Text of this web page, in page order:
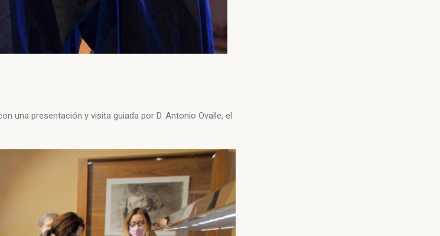
una presentación y visita guiada por D. Antonio Ovalle, el